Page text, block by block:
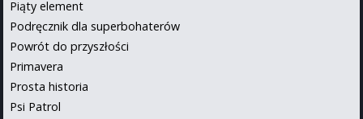
Piąty element
Podręcznik dla superbohaterów
Powrót do przyszłości
Primavera
Prosta historia
Psi Patrol